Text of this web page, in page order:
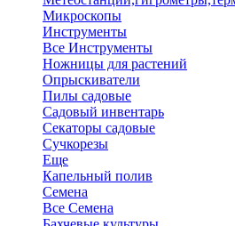
Микроскопы
Инструменты
Все Инструменты
Ножницы для растений
Опрыскиватели
Пилы садовые
Садовый инвентарь
Секаторы садовые
Сучкорезы
Еще
Капельный полив
Семена
Все Семена